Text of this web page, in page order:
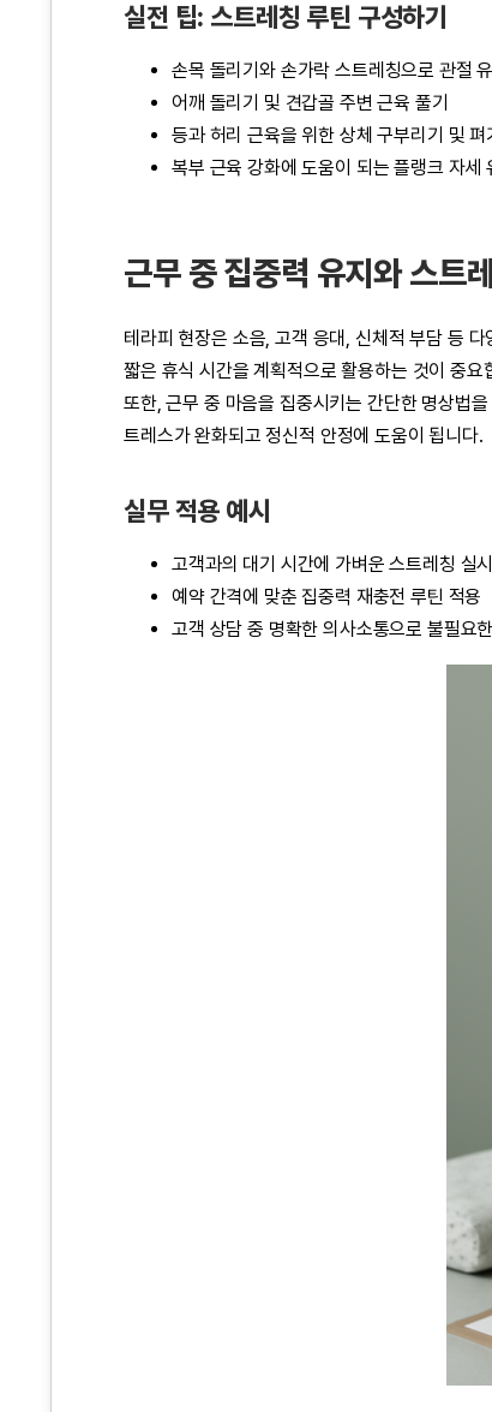
실전 팁: 스트레칭 루틴 구성하기
손목 돌리기와 손가락 스트레칭으로 관절
어깨 돌리기 및 견갑골 주변 근육 풀기
등과 허리 근육을 위한 상체 구부리기 및 펴
복부 근육 강화에 도움이 되는 플랭크 자세
근무 중 집중력 유지와 스트
테라피 현장은 소음, 고객 응대, 신체적 부담 등
짧은 휴식 시간을 계획적으로 활용하는 것이 중
또한, 근무 중 마음을 집중시키는 간단한 명상법
트레스가 완화되고 정신적 안정에 도움이 됩니다.
실무 적용 예시
고객과의 대기 시간에 가벼운 스트레칭 실시
예약 간격에 맞춘 집중력 재충전 루틴 적용
고객 상담 중 명확한 의사소통으로 불필요